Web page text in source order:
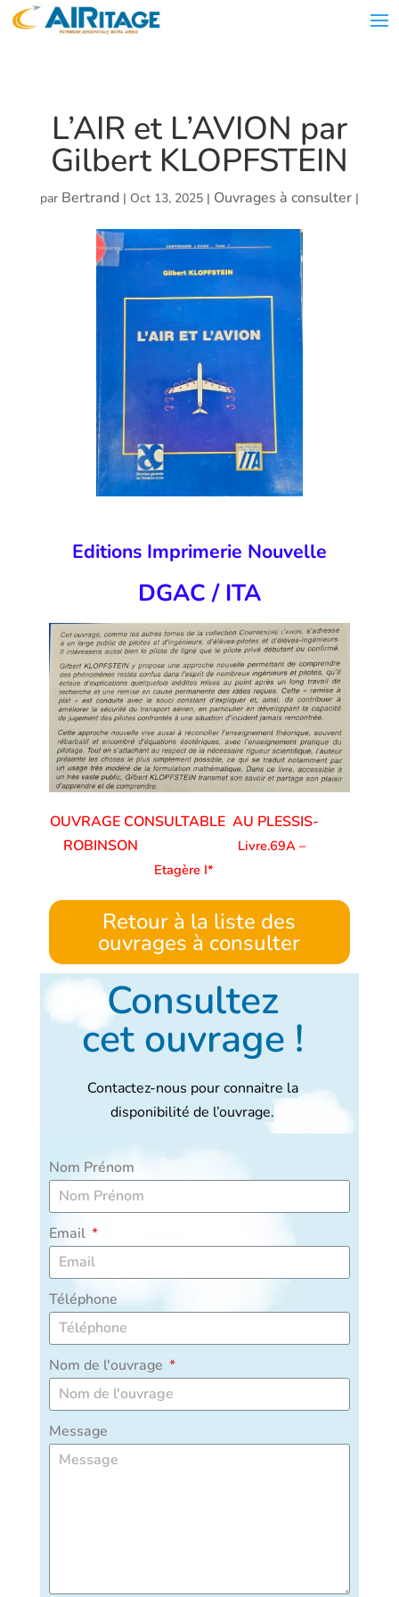
L’AIR et L’AVION par
Gilbert KLOPFSTEIN
par Bertrand| Oct 13, 2025| Ouvrages à consulter|
Editions Imprimerie Nouvelle
DGAC / ITA
OUVRAGE CONSULTABLE AU PLESSIS-
ROBINSON
Livre.69A –
Etagère I*
Retour à la liste des
ouvrages à consulter
Consultez
cet ouvrage !
Contactez-nous pour connaitre la
disponibilité de l’ouvrage.
Nom Prénom
Email
Téléphone
Nom de l'ouvrage
Message